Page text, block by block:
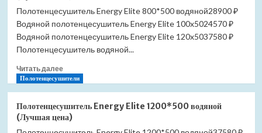
В1
Keramik
300
матовый
хром
(Лучшая
Полотенцесушитель Energy Elite 800*500 водяной28900 ₽
Водяной полотенцесушитель Energy Elite 100x5024570 ₽
Водяной полотенцесушитель Energy Elite 120x5037580 ₽
Полотенцесушитель водяной...
Читать далееПрочитать
больше
Полотенцесушитель
Energy
Elite
Полотенцесушители
Полотенцесушитель Energy Elite 1200*500 водяной
(Лучшая цена)